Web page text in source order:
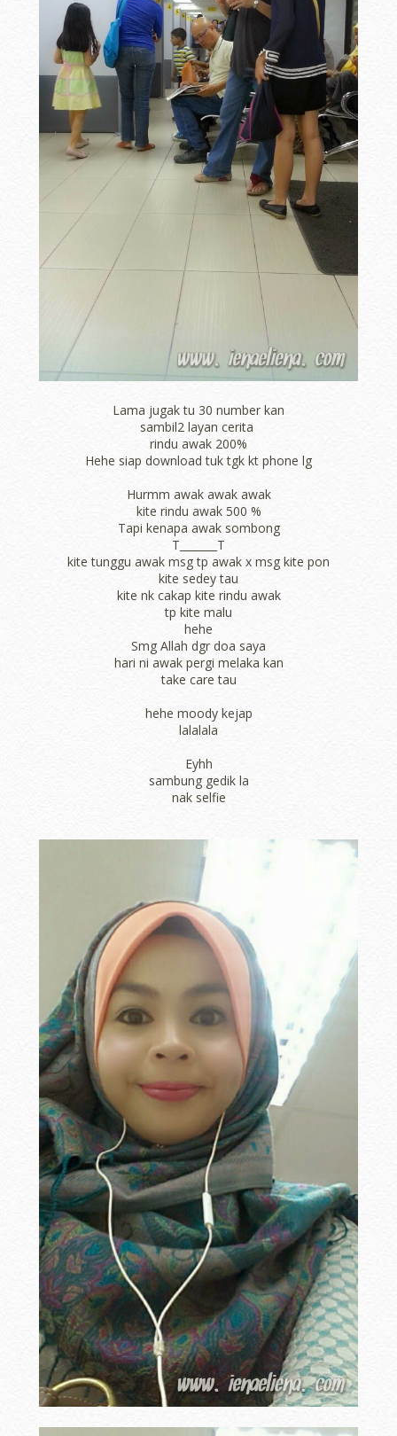
Lama jugak tu 30 number kan
sambil2 layan cerita
rindu awak 200%
Hehe siap download tuk tgk kt phone lg
Hurmm awak awak awak
kite rindu awak 500 %
Tapi kenapa awak sombong
T_______T
kite tunggu awak msg tp awak x msg kite pon
kite sedey tau
kite nk cakap kite rindu awak
tp kite malu
hehe
Smg Allah dgr doa saya
hari ni awak pergi melaka kan
take care tau
hehe moody kejap
lalalala
Eyhh
sambung gedik la
nak selfie